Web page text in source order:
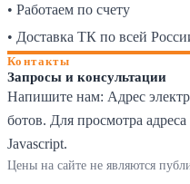
• Работаем по счету
• Доставка ТК по всей
Контакты
Запросы и консультации
Напишите нам: Адрес
ботов. Для просмотра
Javascript.
Цены на сайте не являются